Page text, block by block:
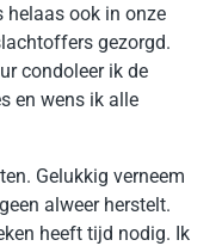
helaas ook in onze
gezorgd.
condoleer ik de
en wens ik alle
Gelukkig verneem
alweer herstelt.
heeft tijd nodig. Ik